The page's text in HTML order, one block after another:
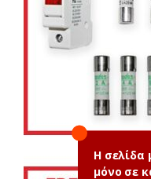
Η σελίδα
μόνο σε